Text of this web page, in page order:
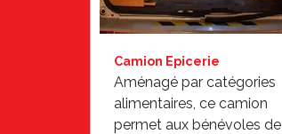
Camion Epicerie
Aménagé par catégories
alimentaires, ce camion
permet aux bénévoles de